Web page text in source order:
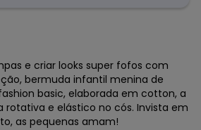
e criar looks super fofos com
bermuda infantil menina de
basic, elaborada em cotton, a
rotativa e elástico no cós. Invista em
as pequenas amam!